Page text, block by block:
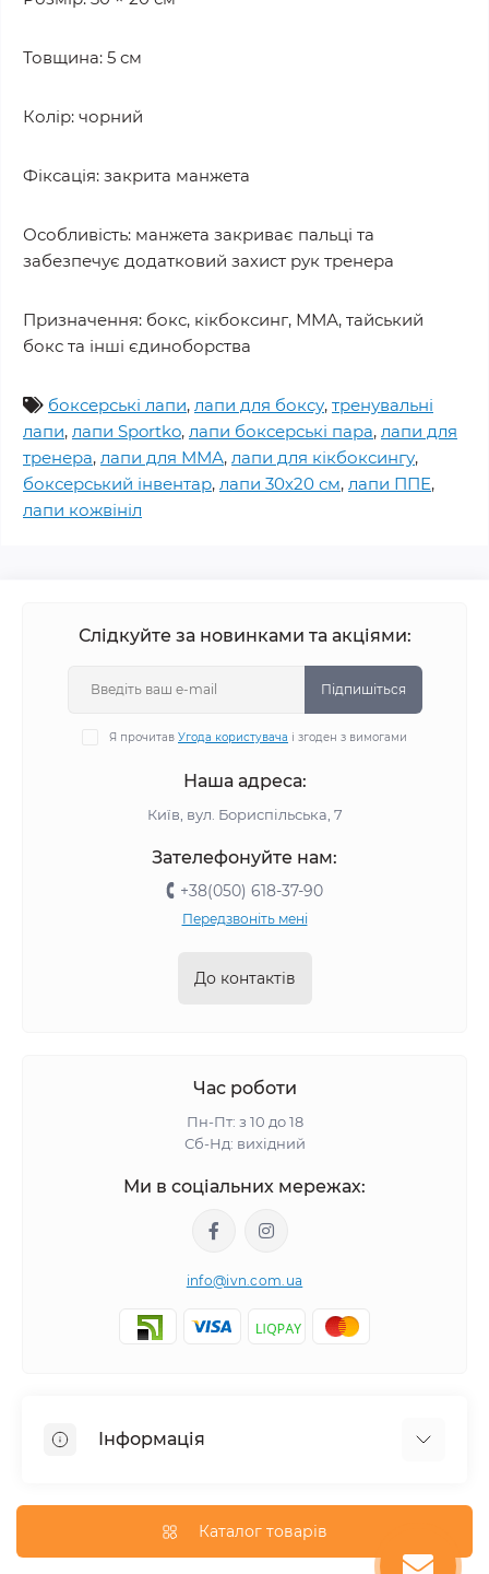
Товщина: 5 см
Колір: чорний
Фіксація: закрита манжета
Особливість: манжета закриває пальці та
забезпечує додатковий захист рук тренера
Призначення: бокс, кікбоксинг, ММА, тайський
бокс та інші єдиноборства
боксерські лапи, лапи для боксу, тренувальні
лапи, лапи Sportko, лапи боксерські пара, лапи для
тренера, лапи для ММА, лапи для кікбоксингу,
боксерський інвентар, лапи 30х20 см, лапи ППЕ,
лапи кожвініл
Слідкуйте за новинками та акціями:
Підпишіться
Я прочитав Угода користувача і згоден з вимогами
Наша адреса:
Київ, вул. Бориспільська, 7
Зателефонуйте нам:
+38(050) 618-37-90
Передзвоніть мені
До контактів
Час роботи
Пн-Пт: з 10 до 18
Сб-Нд: вихідний
Ми в соціальних мережах:
info@ivn.com.ua
Інформація
Доставка та оплата
Каталог товарів